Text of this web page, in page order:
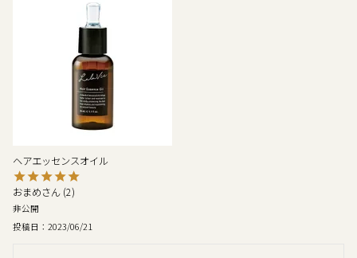
ヘアエッセンスオイル
おまめ 2
非公開
投稿日
2023/06/21